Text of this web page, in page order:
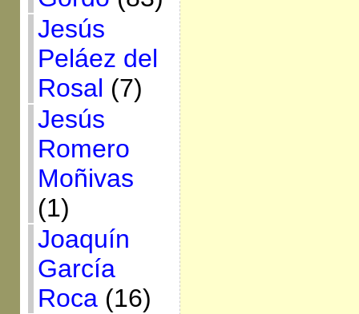
Jesús
Peláez del
Rosal (7)
Jesús
Romero
Moñivas
(1)
Joaquín
García
Roca(16)